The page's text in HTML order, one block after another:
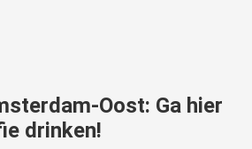
Oost: Ga hier
drinken!